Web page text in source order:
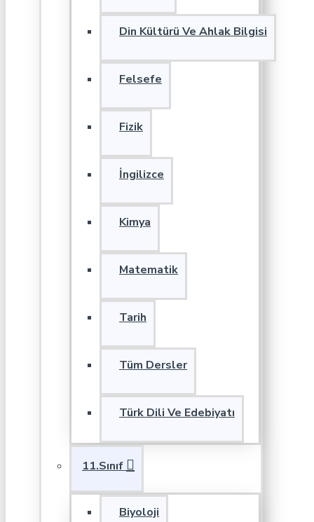
Din Kültürü Ve Ahlak Bilgisi
Felsefe
Fizik
İngilizce
Kimya
Matematik
Tarih
Tüm Dersler
Türk Dili Ve Edebiyatı
11.Sınıf
Biyoloji